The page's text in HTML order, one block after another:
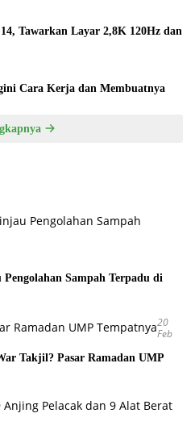
Tawarkan Layar 2,8K 120Hz dan
Cara Kerja dan Membuatnya
Sampah Terpadu di
20
Feb
Takjil? Pasar Ramadan UMP